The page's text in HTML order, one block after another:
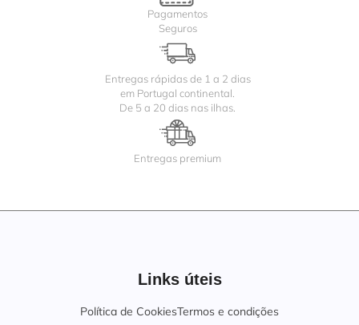
Pagamentos
Seguros
Entregas rápidas de 1 a 2 dias
em Portugal continental.
De 5 a 20 dias nas ilhas.
Entregas premium
Links úteis
Política de CookiesTermos e condições